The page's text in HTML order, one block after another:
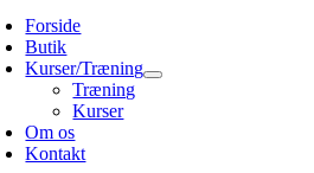
Forside
Butik
Kurser/Træning
Træning
Kurser
Om os
Kontakt